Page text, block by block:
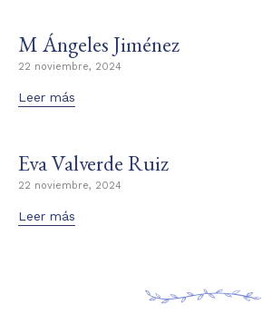
M Ángeles Jiménez
22 noviembre, 2024
Leer más
Eva Valverde Ruiz
22 noviembre, 2024
Leer más